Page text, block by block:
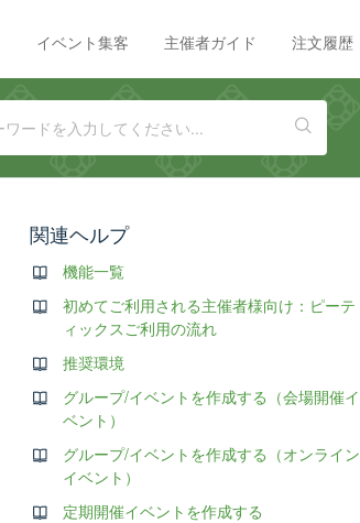
イベント集客 主催者ガイド 注文履歴
関連ヘルプ
機能一覧
初めてご利用される主催者様向け：ピーテ
ィックスご利用の流れ
推奨環境
グループ/イベントを作成する（会場開催イ
ベント）
グループ/イベントを作成する（オンライン
イベント）
定期開催イベントを作成する